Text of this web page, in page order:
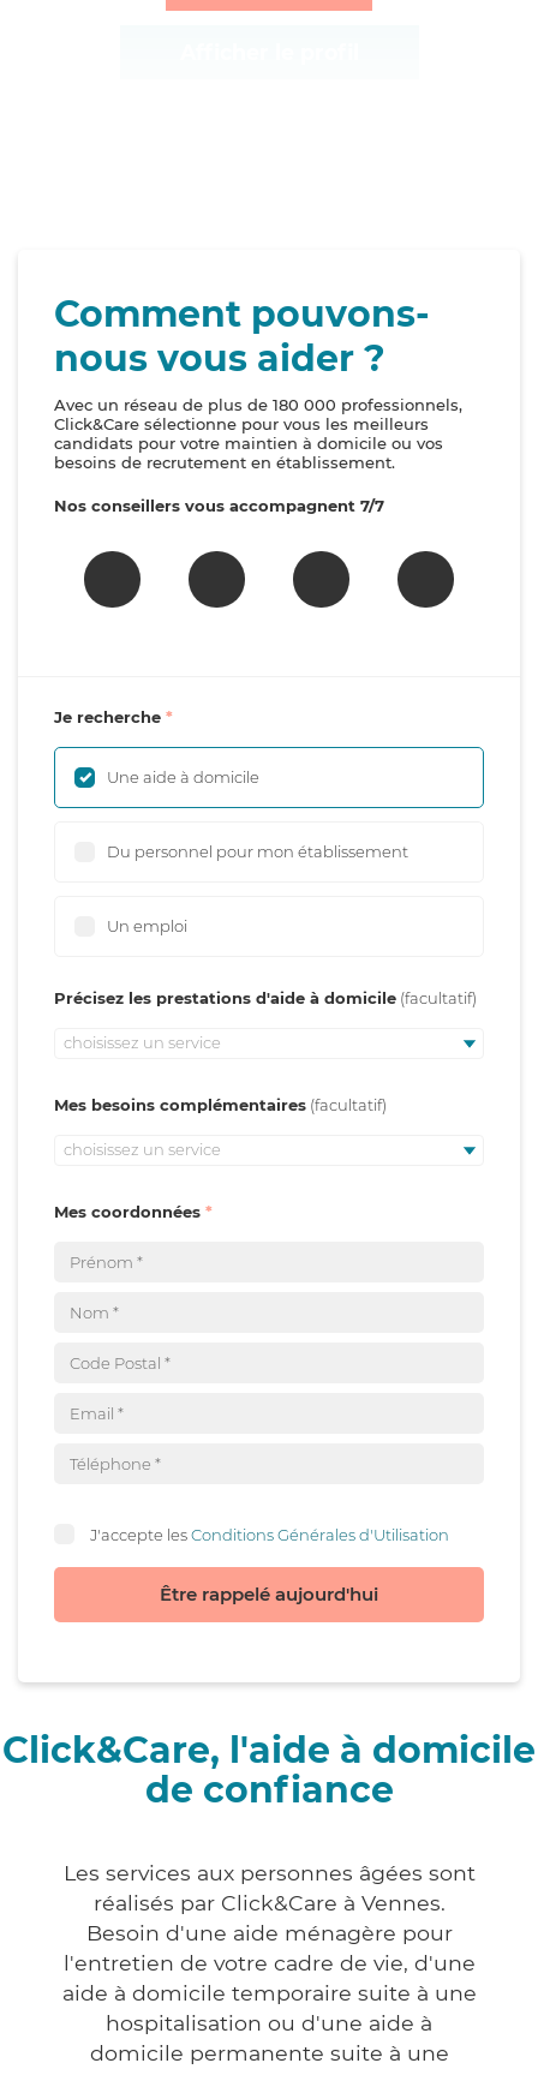
Comment pouvons-
nous vous aider ?
Avec un réseau de plus de 180 000 professionnels,
Click&Care sélectionne pour vous les meilleurs
candidats pour votre maintien à domicile ou vos
besoins de recrutement en établissement.
Nos conseillers vous accompagnent 7/7
Je recherche
Une aide à domicile
Du personnel pour mon établissement
Un emploi
Précisez les prestations d'aide à domicile
choisissez un service
Mes besoins complémentaires
choisissez un service
Mes coordonnées
J'accepte lesConditions Générales d'Utilisation
Être rappelé aujourd'hui
Click&Care, l'aide à domicile
de confiance
Les services aux personnes âgées sont
réalisés par Click&Care à Vennes.
Besoin d'une aide ménagère pour
l'entretien de votre cadre de vie, d'une
aide à domicile temporaire suite à une
hospitalisation ou d'une aide à
domicile permanente suite à une